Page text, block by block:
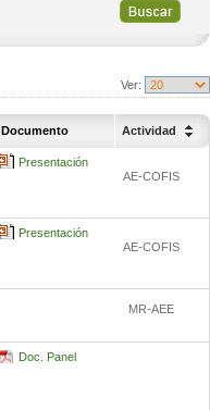
Ver:
Documento Actividad
Presentación
AE-COFIS
Presentación
AE-COFIS
MR-AEE
Doc. Panel